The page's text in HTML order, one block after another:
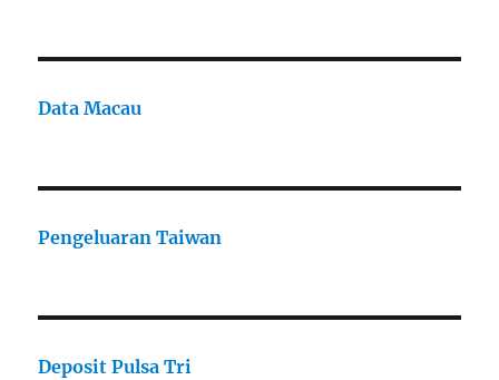
Data Macau
Pengeluaran Taiwan
Deposit Pulsa Tri